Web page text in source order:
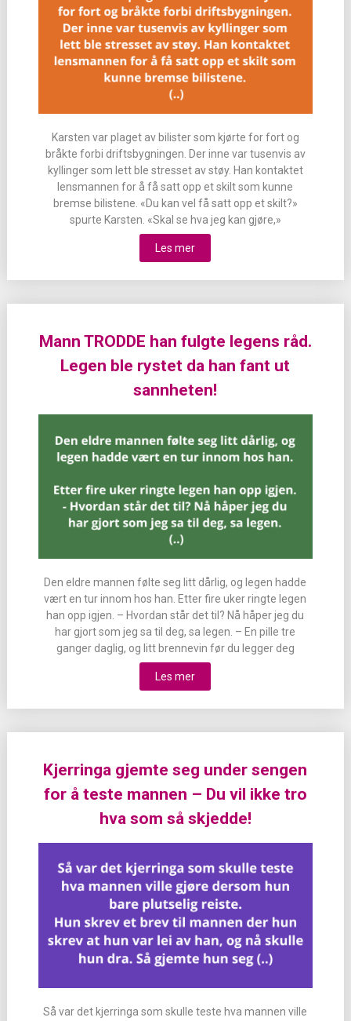
Karsten var plaget av bilister som kjørte for fort og
bråkte forbi driftsbygningen. Der inne var tusenvis av
kyllinger som lett ble stresset av støy. Han kontaktet
lensmannen for å få satt opp et skilt som kunne
bremse bilistene. «Du kan vel få satt opp et skilt?»
spurte Karsten. «Skal se hva jeg kan gjøre,»
Les mer
Mann TRODDE han fulgte legens råd.
Legen ble rystet da han fant ut
sannheten!
Den eldre mannen følte seg litt dårlig, og legen hadde
vært en tur innom hos han. Etter fire uker ringte legen
han opp igjen. – Hvordan står det til? Nå håper jeg du
har gjort som jeg sa til deg, sa legen. – En pille tre
ganger daglig, og litt brennevin før du legger deg
Les mer
Kjerringa gjemte seg under sengen
for å teste mannen – Du vil ikke tro
hva som så skjedde!
Så var det kjerringa som skulle teste hva mannen ville